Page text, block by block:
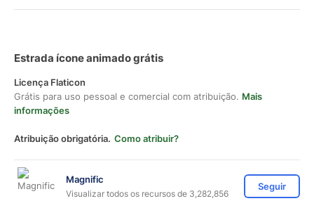
Estrada ícone animado grátis
Licença Flaticon
Grátis para uso pessoal e comercial com atribuição. Mais
informações
Atribuição obrigatória. Como atribuir?
Magnific
Visualizar todos os recursos de 3,282,856
Seguir